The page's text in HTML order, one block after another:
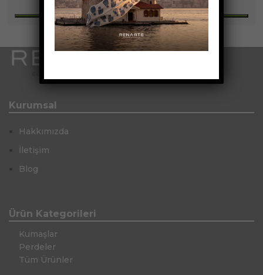
Kurumsal
Hakkımızda
İletişim
Blog
Ürün Kategorileri
Kumaşlar
Perdeler
Tüm Ürünler